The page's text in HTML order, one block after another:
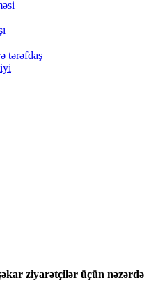
tərəfdaş
ziyarətçilər üçün nəzərdə